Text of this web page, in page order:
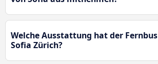
Welche Ausstattung hat der Fernbus
Sofia Zürich?